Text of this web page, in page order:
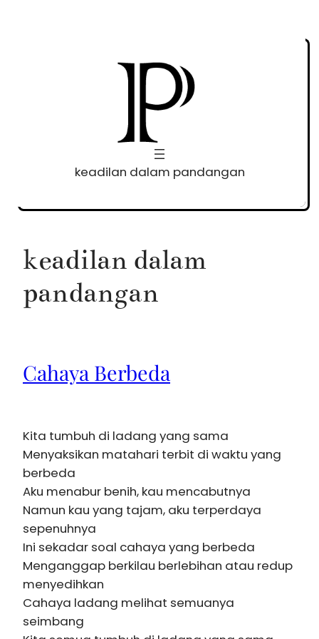
keadilan dalam pandangan
keadilan dalam
pandangan
Cahaya Berbeda
Kita tumbuh di ladang yang sama
Menyaksikan matahari terbit di waktu yang
berbeda
Aku menabur benih, kau mencabutnya
Namun kau yang tajam, aku terperdaya
sepenuhnya
Ini sekadar soal cahaya yang berbeda
Menganggap berkilau berlebihan atau redup
menyedihkan
Cahaya ladang melihat semuanya
seimbang